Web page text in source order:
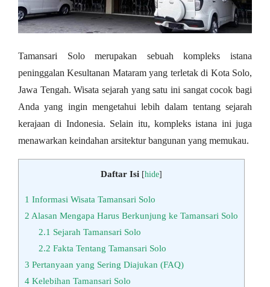
Tamansari Solo merupakan sebuah kompleks istana
peninggalan Kesultanan Mataram yang terletak di Kota Solo,
Jawa Tengah. Wisata sejarah yang satu ini sangat cocok bagi
Anda yang ingin mengetahui lebih dalam tentang sejarah
kerajaan di Indonesia. Selain itu, kompleks istana ini juga
menawarkan keindahan arsitektur bangunan yang memukau.
Daftar Isi [hide]
1 Informasi Wisata Tamansari Solo
2 Alasan Mengapa Harus Berkunjung ke Tamansari Solo
2.1 Sejarah Tamansari Solo
2.2 Fakta Tentang Tamansari Solo
3 Pertanyaan yang Sering Diajukan (FAQ)
4 Kelebihan Tamansari Solo